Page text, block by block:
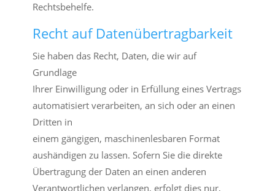
Rechtsbehelfe.
Recht auf Daten­übertrag­barkeit
Sie haben das Recht, Daten, die wir auf
Grundlage
Ihrer Einwilligung oder in Erfüllung eines Vertrags
automatisiert verarbeiten, an sich oder an einen
Dritten in
einem gängigen, maschinenlesbaren Format
aushändigen zu lassen. Sofern Sie die direkte
Übertragung der Daten an einen anderen
Verantwortlichen verlangen, erfolgt dies nur,